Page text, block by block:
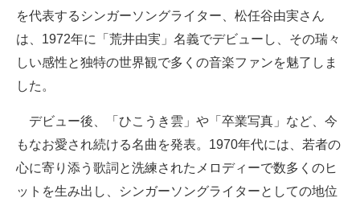
を代表するシンガーソングライター、松任谷由実さん
は、1972年に「荒井由実」名義でデビューし、その瑞々
しい感性と独特の世界観で多くの音楽ファンを魅了しま
した。
デビュー後、「ひこうき雲」や「卒業写真」など、今
もなお愛され続ける名曲を発表。1970年代には、若者の
心に寄り添う歌詞と洗練されたメロディーで数多くのヒ
ットを生み出し、シンガーソングライターとしての地位